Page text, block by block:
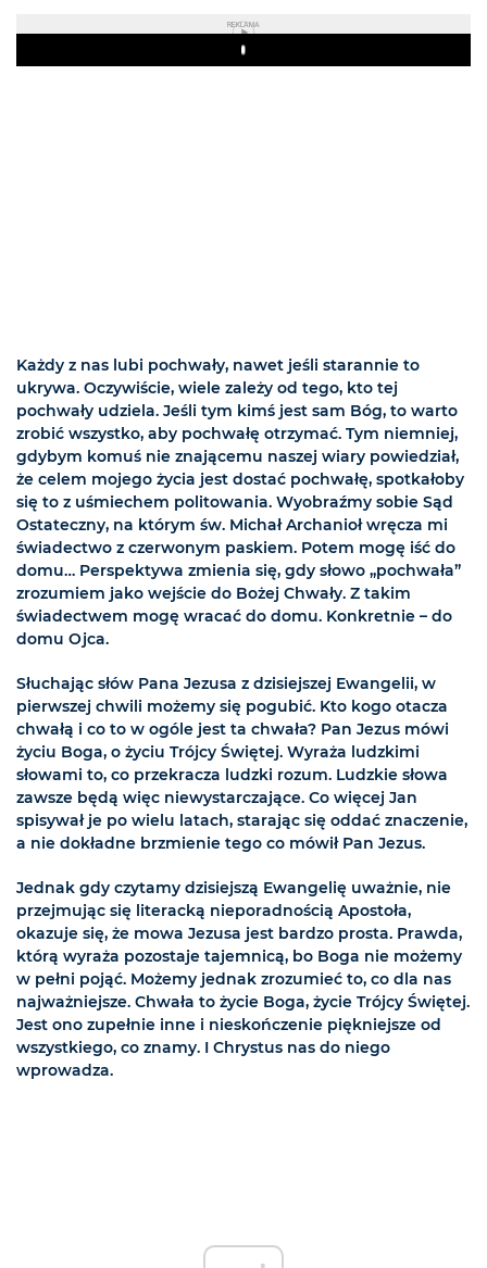
REKLAMA
Play
Każdy z nas lubi pochwały, nawet jeśli starannie to
ukrywa. Oczywiście, wiele zależy od tego, kto tej
pochwały udziela. Jeśli tym kimś jest sam Bóg, to warto
zrobić wszystko, aby pochwałę otrzymać. Tym niemniej,
gdybym komuś nie znającemu naszej wiary powiedział,
że celem mojego życia jest dostać pochwałę, spotkałoby
się to z uśmiechem politowania. Wyobraźmy sobie Sąd
Ostateczny, na którym św. Michał Archanioł wręcza mi
świadectwo z czerwonym paskiem. Potem mogę iść do
domu… Perspektywa zmienia się, gdy słowo „pochwała”
zrozumiem jako wejście do Bożej Chwały. Z takim
świadectwem mogę wracać do domu. Konkretnie – do
domu Ojca.
Słuchając słów Pana Jezusa z dzisiejszej Ewangelii, w
pierwszej chwili możemy się pogubić. Kto kogo otacza
chwałą i co to w ogóle jest ta chwała? Pan Jezus mówi
życiu Boga, o życiu Trójcy Świętej. Wyraża ludzkimi
słowami to, co przekracza ludzki rozum. Ludzkie słowa
zawsze będą więc niewystarczające. Co więcej Jan
spisywał je po wielu latach, starając się oddać znaczenie,
a nie dokładne brzmienie tego co mówił Pan Jezus.
Jednak gdy czytamy dzisiejszą Ewangelię uważnie, nie
przejmując się literacką nieporadnością Apostoła,
okazuje się, że mowa Jezusa jest bardzo prosta. Prawda,
którą wyraża pozostaje tajemnicą, bo Boga nie możemy
w pełni pojąć. Możemy jednak zrozumieć to, co dla nas
najważniejsze. Chwała to życie Boga, życie Trójcy Świętej.
Jest ono zupełnie inne i nieskończenie piękniejsze od
wszystkiego, co znamy. I Chrystus nas do niego
wprowadza.